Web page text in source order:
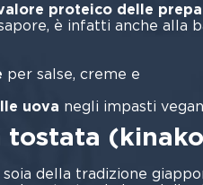
proteico delle
è infatti anche alla
per salse, creme e
uova negli impasti
tostata
soia della tradizione